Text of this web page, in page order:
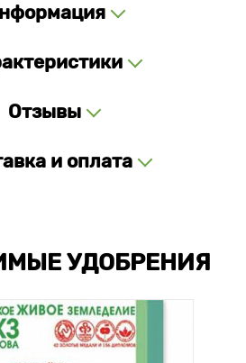
Отзывы
и оплата
УДОБРЕНИЯ